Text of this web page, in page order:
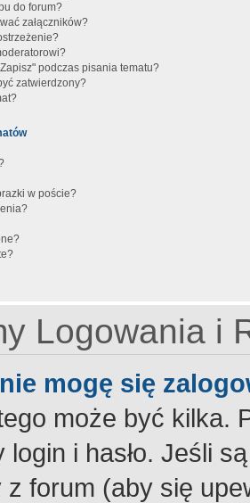
do forum?
załączników?
podczas pisania tematu?
zatwierdzony?
w poście?
Logowania i
mogę się
może być kilka.
login i hasło. Jeśli
forum (aby się